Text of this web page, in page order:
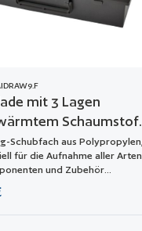
mit 3 Lagen
hoch
Schubfach aus Polypropylen,
für die Aufnahme aller Arten
und Zubehör
eingesetzt werden.